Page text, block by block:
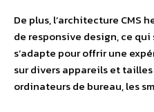
De plus, l’architecture CMS
de responsive design, ce
s’adapte pour offrir une
sur divers appareils et tailles
ordinateurs de bureau, les